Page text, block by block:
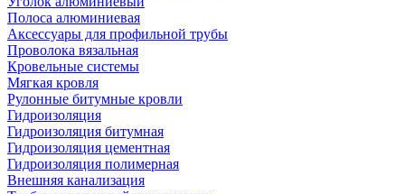
Полоса алюминиевая
Аксессуары для профильной трубы
Проволока вязальная
Кровельные системы
Мягкая кровля
Рулонные битумные кровли
Гидроизоляция
Гидроизоляция битумная
Гидроизоляция цементная
Гидроизоляция полимерная
Внешняя канализация